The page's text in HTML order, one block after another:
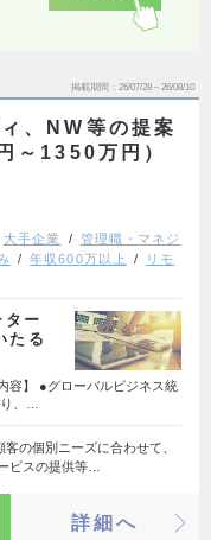
掲載期間 26/07/28～26/08/10
、NW等の提案
～1350万円）
大手企業
管理職・マネジ
年収600万以上
リモ
ター
たる
容】 ●グローバルビジネス統
、…
の個別ニーズに合わせて、
ビスの提供等…
詳細へ